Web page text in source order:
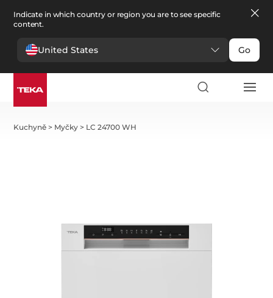
Indicate in which country or region you are to see specific
content.
United States Go
Kuchyně > Myčky > LC 24700 WH